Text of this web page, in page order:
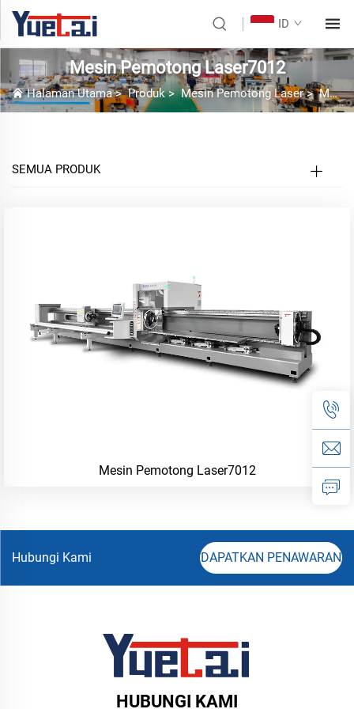
ID
Mesin Pemotong Laser7012
Halaman Utama>Produk>Mesin Pemotong Laser>Mesin Pemotong Laser7012
SEMUA PRODUK
Mesin Pemotong Laser7012
Hubungi Kami DAPATKAN PENAWARAN
HUBUNGI KAMI